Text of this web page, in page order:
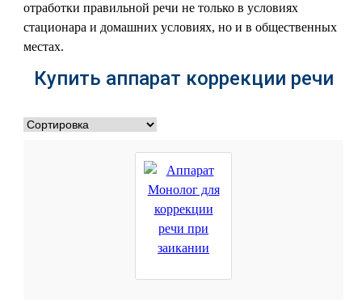
отработки правильной речи не только в условиях
стационара и домашних условиях, но и в общественных
местах.
Купить аппарат коррекции речи